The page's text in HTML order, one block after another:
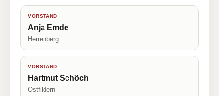
VORSTAND
Anja Emde
Herrenberg
VORSTAND
Hartmut Schöch
Ostfildern